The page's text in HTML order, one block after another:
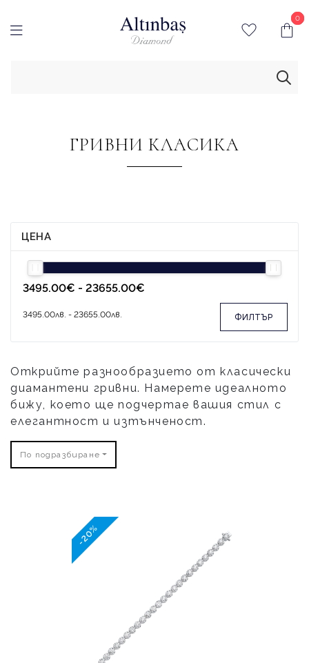
0
0
ГРИВНИ КЛАСИКА
ЦЕНА
ФИЛТЪР
Открийте разнообразието от класически
диамантени гривни. Намерете идеалното
бижу, което ще подчертае вашия стил с
елегантност и изтънченост.
По подразбиране
-20%